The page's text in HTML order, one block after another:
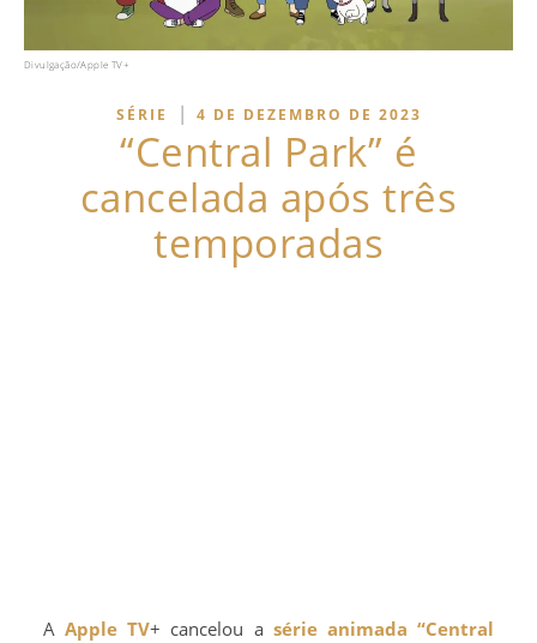
Divulgação/Apple TV+
SÉRIE | 4 DE DEZEMBRO DE 2023
“Central Park” é
cancelada após três
temporadas
AApple TV+ cancelou a série animada “Central